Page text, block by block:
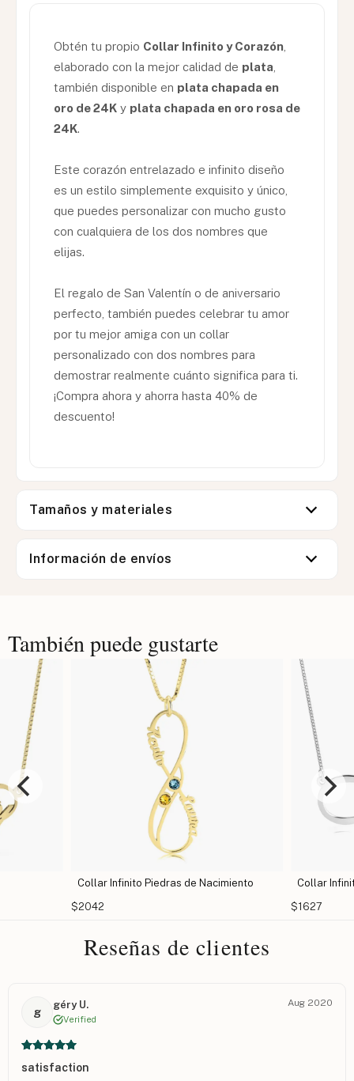
Obtén tu propio Collar Infinito y Corazón
elaborado con la mejor calidad de plata
también disponible en plata chapada en
oro de 24K y plata chapada en oro rosa de
24K.
Este corazón entrelazado e infinito diseño
es un estilo simplemente exquisito y único,
que puedes personalizar con mucho gusto
con cualquiera de los dos nombres que
elijas.
El regalo de San Valentín o de aniversario
perfecto, también puedes celebrar tu amor
por tu mejor amiga con un collar
personalizado con dos nombres para
demostrar realmente cuánto significa para ti.
¡Compra ahora y ahorra hasta 40% de
descuento!
Tamaños y materiales
Información de envíos
También puede gustarte
Collar Infinito con Corazón
Reseñas de clientes
g
géry U.
Verified
Aug 2020
satisfaction